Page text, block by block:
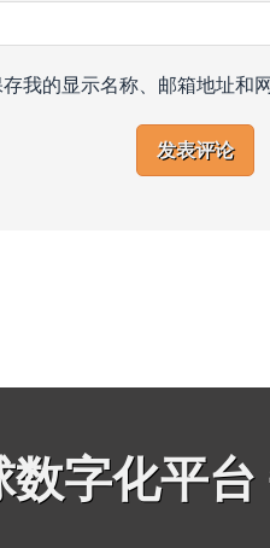
我的显示名称、邮箱地址和
字化平